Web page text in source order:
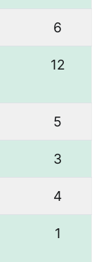
6
12
5
3
4
1